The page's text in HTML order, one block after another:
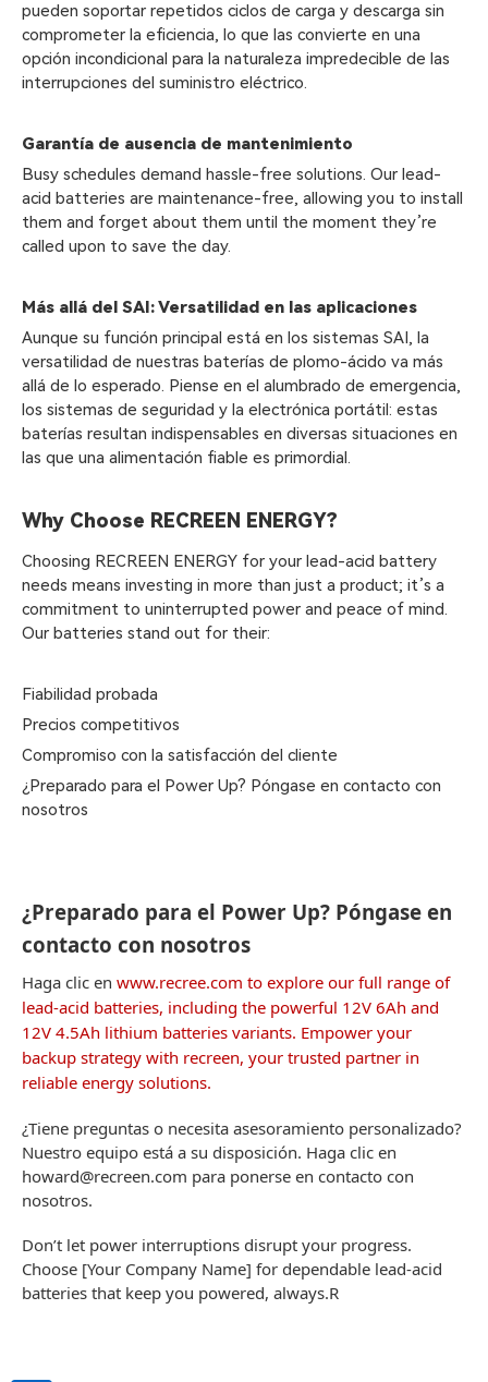
pueden soportar repetidos ciclos de carga y descarga sin
comprometer la eficiencia, lo que las convierte en una
opción incondicional para la naturaleza impredecible de las
interrupciones del suministro eléctrico.
Garantía de ausencia de mantenimiento
Busy schedules demand hassle-free solutions. Our lead-
acid batteries are maintenance-free, allowing you to install
them and forget about them until the moment they’re
called upon to save the day.
Más allá del SAI: Versatilidad en las aplicaciones
Aunque su función principal está en los sistemas SAI, la
versatilidad de nuestras baterías de plomo-ácido va más
allá de lo esperado. Piense en el alumbrado de emergencia,
los sistemas de seguridad y la electrónica portátil: estas
baterías resultan indispensables en diversas situaciones en
las que una alimentación fiable es primordial.
Why Choose RECREEN ENERGY?
Choosing RECREEN ENERGY for your lead-acid battery
needs means investing in more than just a product; it’s a
commitment to uninterrupted power and peace of mind.
Our batteries stand out for their:
Fiabilidad probada
Precios competitivos
Compromiso con la satisfacción del cliente
¿Preparado para el Power Up? Póngase en contacto con
nosotros
¿Preparado para el Power Up? Póngase en
contacto con nosotros
Haga clic en www.recree.com to explore our full range of
lead-acid batteries, including the powerful 12V 6Ah and
12V 4.5Ah lithium batteries variants. Empower your
backup strategy with recreen, your trusted partner in
reliable energy solutions.
¿Tiene preguntas o necesita asesoramiento personalizado?
Nuestro equipo está a su disposición. Haga clic en
howard@recreen.com para ponerse en contacto con
nosotros.
Don’t let power interruptions disrupt your progress.
Choose [Your Company Name] for dependable lead-acid
batteries that keep you powered, always.R